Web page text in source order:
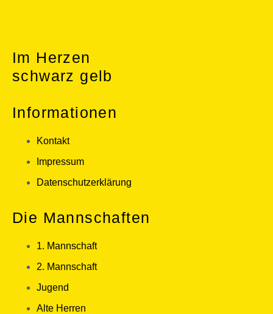
Im Herzen
schwarz gelb
Informationen
Kontakt
Impressum
Datenschutzerklärung
Die Mannschaften
1. Mannschaft
2. Mannschaft
Jugend
Alte Herren